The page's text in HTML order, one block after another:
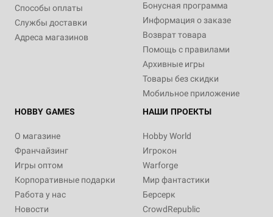
Способы оплаты
Службы доставки
Адреса магазинов
Бонусная программа
Информация о заказе
Возврат товара
Помощь с правилами
Архивные игры
Товары без скидки
Мобильное приложение
HOBBY GAMES
О магазине
Франчайзинг
Игры оптом
Корпоративные подарки
Работа у нас
Новости
НАШИ ПРОЕКТЫ
Hobby World
Игрокон
Warforge
Мир фантастики
Берсерк
CrowdRepublic